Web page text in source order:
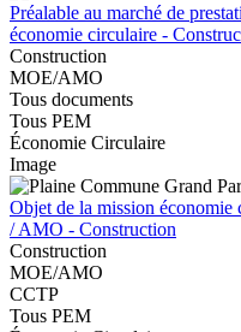
Préalable au marché de
économie circulaire -
Construction
MOE/AMO
Tous documents
Tous PEM
Économie Circulaire
Image
Objet de la mission
/ AMO - Construction
Construction
MOE/AMO
CCTP
Tous PEM